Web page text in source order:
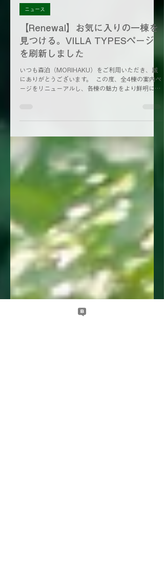
2月27日
ニュース
【Renewal】お気に入りの一棟を
見つける。VILLA TYPESページ
イント】 最新フォトで綴る、棟ごとの物語 ：ペー
ジ全体の写真を最新のものに刷新しました。光の入
り方や家具の質感など、今の森泊のリアルな空気感
をそのままにお届けします。 より見やすく、心地よ
く ：既存の案内を大切にしながら、レイアウトの乱
れを整え、読みやすくリライトしました。 ペット
（小動物）同伴ルールの明文化 ：これまでお問い合
わせの多かった「小動物（鳥、ハムスター等）」の
宿泊について、料金体系や受付ルールを明記いたし
ました。小鳥やハムスターなど、大切な小さな家族
との旅も、より計画的に準備を進めていただけま
す。 「次はどの棟で過ごそうか」と、ページをめく
る時間も旅の一部として楽しんでいただければ幸い
です。新しくなった 各棟の案内 ページをぜひご覧